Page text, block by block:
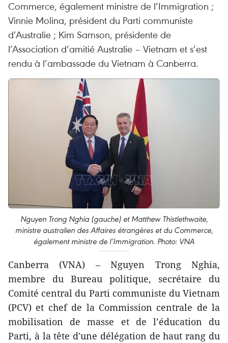
Commerce, également ministre de l’Immigration ;
Vinnie Molina, président du Parti communiste
d’Australie ; Kim Samson, présidente de
l’Association d’amitié Australie – Vietnam et s’est
rendu à l’ambassade du Vietnam à Canberra.
Nguyen Trong Nghia (gauche) et Matthew Thistlethwaite,
ministre australien des Affaires étrangères et du Commerce,
également ministre de l’Immigration. Photo: VNA
Canberra (VNA) – Nguyen Trong Nghia,
membre du Bureau politique, secrétaire du
Comité central du Parti communiste du Vietnam
(PCV) et chef de la Commission centrale de la
mobilisation de masse et de l’éducation du
Parti, à la tête d'une délégation de haut rang du